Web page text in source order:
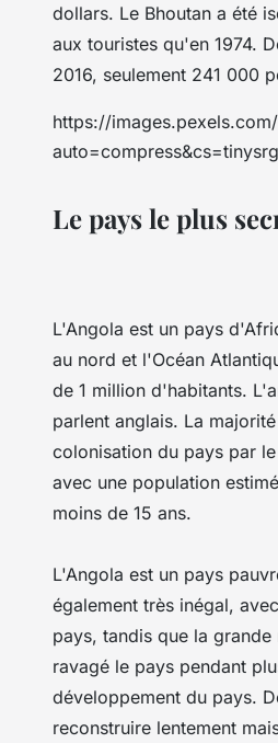
dollars. Le Bhoutan a été
aux touristes qu'en 1974.
2016, seulement 241 000
https://
Le pays le plus
L'Angola est un pays
au nord et l'Océan
de 1 million d'habitants.
parlent anglais. La
colonisation du pays par
avec une population
moins de 15 ans.
L'Angola est un pays
également très inégal,
pays, tandis que la
ravagé le pays pendant
développement du pays.
reconstruire lentement